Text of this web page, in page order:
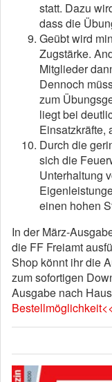
statt. Dazu
dass die
Geübt wird
Zugstärke.
Mitglieder
Dennoch
zum
liegt bei
Einsatzkräfte,
Durch die
sich die
Unterhaltung
einen hohen
In der März-
die FF Freiamt
Shop könnt ihr die
zum sofortigen
Ausgabe nach